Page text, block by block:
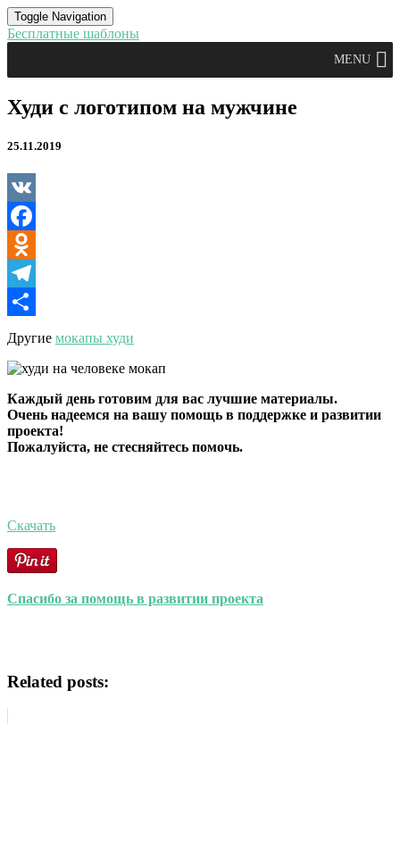
Toggle Navigation
Бесплатные шаблоны
MENU
Худи
с
на
Худи с логотипом на мужчине
25.11.2019
VK
Facebook
Odnoklassniki
Telegram
Отправить
Другие мокапы худи
Каждый день готовим для вас лучшие материалы.
Очень надеемся на вашу помощь в поддержке и развитии
проекта!
Пожалуйста, не стесняйтесь помочь.
Скачать
Спасибо за помощь в развитии проекта
Related posts: